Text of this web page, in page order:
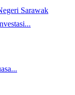
Sarawak